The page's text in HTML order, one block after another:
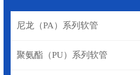
尼龙（PA）系列软管
聚氨酯（PU）系列软管